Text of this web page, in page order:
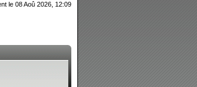
le 08 Aoû 2026, 12:09